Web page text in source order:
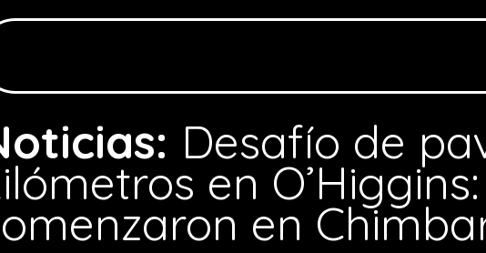
Desafío de
en
en